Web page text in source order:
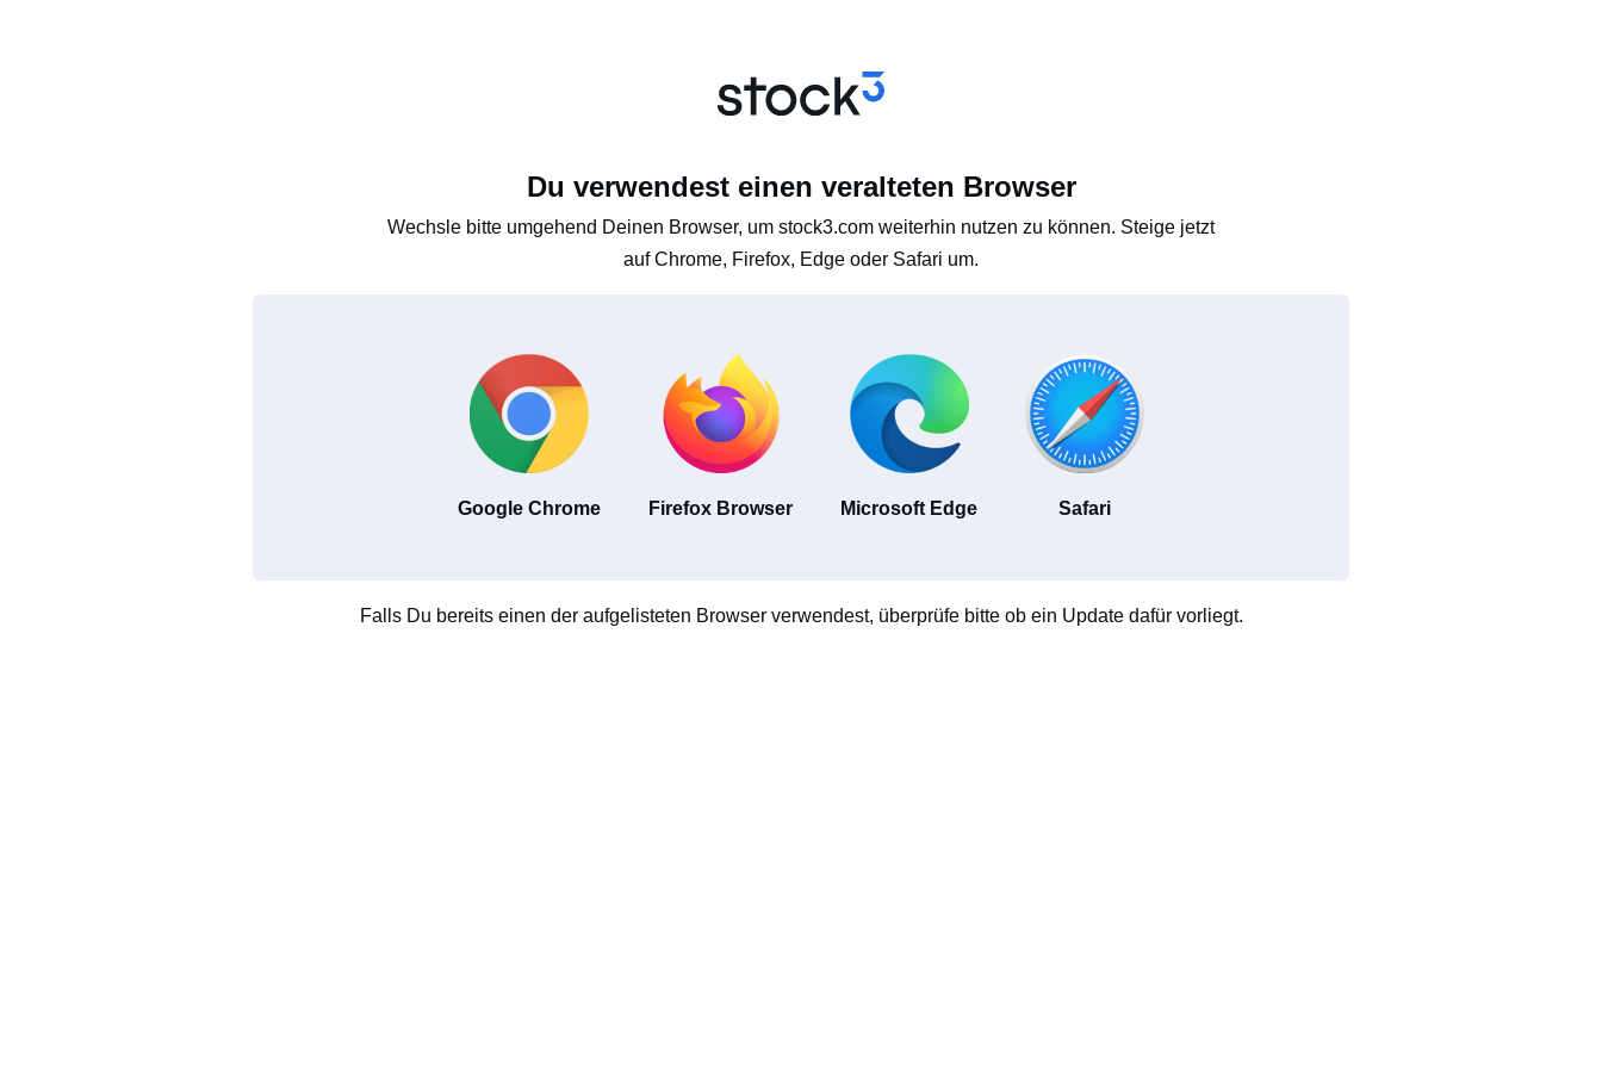
Du verwendest einen veralteten Browser
Wechsle bitte umgehend Deinen Browser, um stock3.com weiterhin nutzen zu können. Steige jetzt
auf Chrome, Firefox, Edge oder Safari um.
Google Chrome Firefox Browser Microsoft Edge Safari
Falls Du bereits einen der aufgelisteten Browser verwendest, überprüfe bitte ob ein Update dafür vorliegt.